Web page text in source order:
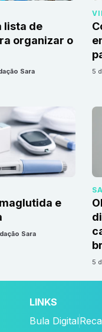
lista de
organizar o
Sara
e
Sara
LINKS
Bula Digital